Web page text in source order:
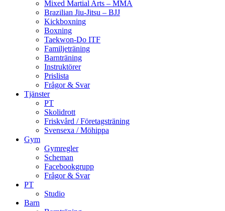
Mixed Martial Arts – MMA
Brazilian Jiu-Jitsu – BJJ
Kickboxning
Boxning
Taekwon-Do ITF
Familjeträning
Barnträning
Instruktörer
Prislista
Frågor & Svar
Tjänster
PT
Skolidrott
Friskvård / Företagsträning
Svensexa / Möhippa
Gym
Gymregler
Scheman
Facebookgrupp
Frågor & Svar
PT
Studio
Barn